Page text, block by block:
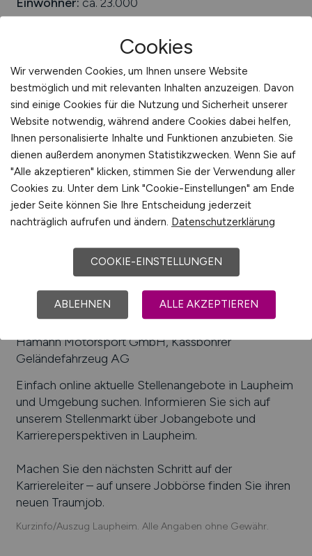
Laupheim West, Bahnhof Laupheim Stadt
Arbeiten in der Nähe vonLaupheim:Achstetten,
Baden-Württemberg, Schiblishausen, Griesingen,
Burgrieden, Schemmerhofen, Landkreis Biberach,
Mietingen, Ehingen, Schwendi
Beliebte Jobs in
Laupheim /Branchen
Automotive,
Lebensmittelindustrie, Bauwesen, Maschinenbau,
Dienstleistungen, Luftfahrt, Tourismus, Produktion
Beliebte Arbeitgeber inLaupheim, die attraktive
Jobangebote bieten: Uhlmann Pac-Systeme
GmbH, Colep Laupheim GmbH & Co. KG,
Rentschler Biopharma SE, SchwabenMalz GmbH,
Diehl Aviation Laupheim, Bauunternehmen Schwall,
Lischma Betonwerke, Jermi Käsewerk GmbH, Th.
Hamann Motorsport GmbH, Kässbohrer
Geländefahrzeug AG
Einfach online aktuelle Stellenangebote in Laupheim
und Umgebung suchen. Informieren Sie sich auf
unserem Stellenmarkt über Jobangebote und
Karriereperspektiven in Laupheim.
Machen Sie den nächsten Schritt auf der
Karriereleiter – auf unsere Jobbörse finden Sie ihren
neuen Traumjob.
Kurzinfo/Auszug Laupheim. Alle Angaben ohne Gewähr.
Cookies
Wir verwenden Cookies, um Ihnen unsere Website
bestmöglich und mit relevanten Inhalten anzuzeigen. Davon
sind einige Cookies für die Nutzung und Sicherheit unserer
Website notwendig, während andere Cookies dabei helfen,
Ihnen personalisierte Inhalte und Funktionen anzubieten. Sie
dienen außerdem anonymen Statistikzwecken. Wenn Sie auf
"Alle akzeptieren" klicken, stimmen Sie der Verwendung aller
Cookies zu. Unter dem Link "Cookie-Einstellungen" am Ende
jeder Seite können Sie Ihre Entscheidung jederzeit
nachträglich aufrufen und ändern. Datenschutzerklärung
COOKIE-EINSTELLUNGEN
ABLEHNEN ALLE AKZEPTIEREN